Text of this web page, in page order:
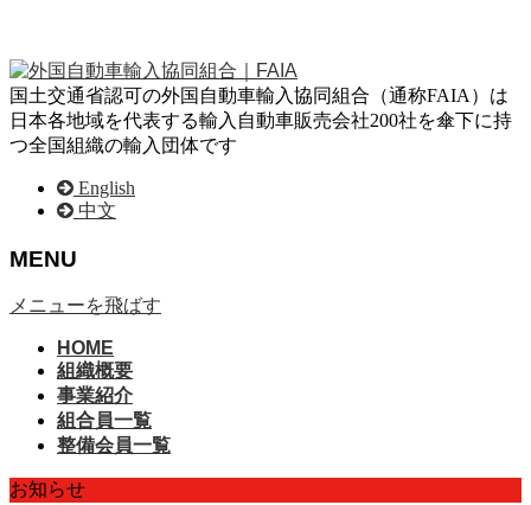
国土交通省認可の外国自動車輸入協同組合（通称FAIA）は
日本各地域を代表する輸入自動車販売会社200社を傘下に持
つ全国組織の輸入団体です
English
中文
MENU
メニューを飛ばす
HOME
組織概要
事業紹介
組合員一覧
整備会員一覧
お知らせ